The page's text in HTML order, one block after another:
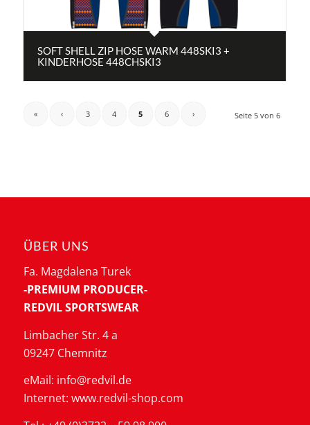
SOFT SHELL ZIP HOSE WARM 448SKI3 +
KINDERHOSE 448CHSKI3
Seite 5 von 6
« ‹ 3 4 5 6 ›
ÜBER UNS
Fa. Magdalena Turek
-PREMIUM PRODUCER-
REDVIL SPORTSWEAR
Limbacher Str. 4 a
09247 Chemnitz
eMail: info@redvil.de
Internet: www.redvil-shop.com